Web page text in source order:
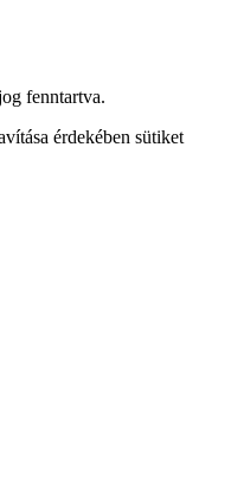
fenntartva.
érdekében sütiket